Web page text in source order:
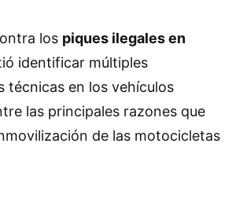
los piques ilegales en
identificar múltiples
técnicas en los vehículos
las principales razones que
de las motocicletas